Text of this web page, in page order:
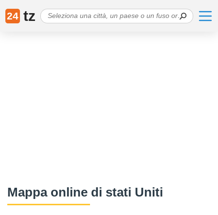
24 tz
Mappa online di stati Uniti